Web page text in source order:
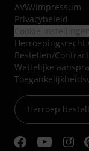
AVW/Impressum
Privacybeleid
Herroepingsrecht
Bestellen/
Wettelijke
Herroep